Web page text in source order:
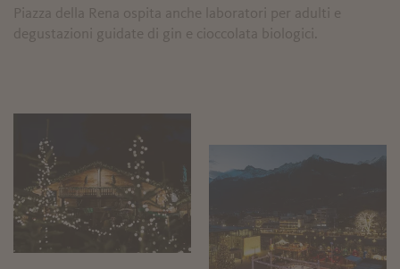
Piazza della Rena ospita anche laboratori per adulti e
degustazioni guidate di gin e cioccolata biologici.